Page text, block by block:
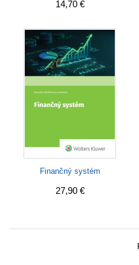
14,70 €
Finančný systém
27,90 €